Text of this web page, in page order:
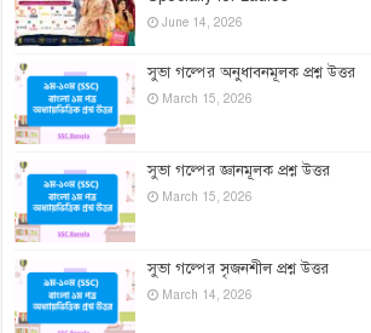
June 14, 2026
সুভা গল্পের অনুধাবনমূলক প্রশ্ন উত্তর
March 15, 2026
সুভা গল্পের জ্ঞানমূলক প্রশ্ন উত্তর
March 15, 2026
সুভা গল্পের সৃজনশীল প্রশ্ন উত্তর
March 14, 2026